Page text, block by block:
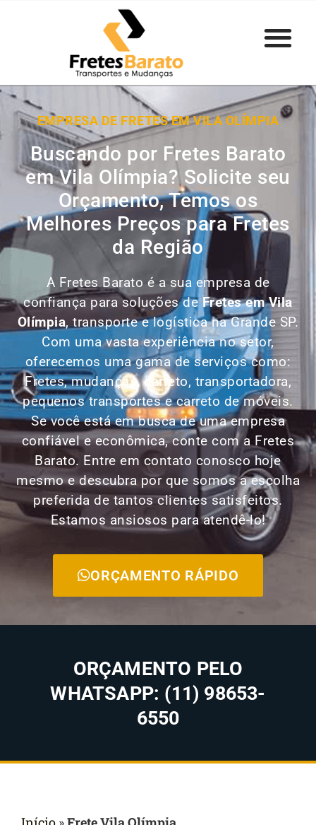
EMPRESA DE FRETES EM VILA OLÍMPIA
Buscando por Fretes Barato
em Vila Olímpia? Solicite seu
Orçamento, Temos os
Melhores Preços para Fretes
da Região
A Fretes Barato é a sua empresa de
confiança para soluções deFretes emVila
Olímpia, transporte e logística na Grande SP.
Com uma vasta experiência no setor,
oferecemos uma gama de serviços como:
Fretes, mudanças, carreto, transportadora,
pequenos transportes e carreto de móveis.
Se você está em busca de uma empresa
confiável e econômica, conte com a Fretes
Barato. Entre em contato conosco hoje
mesmo e descubra por que somos a escolha
preferida de tantos clientes satisfeitos.
Estamos ansiosos para atendê-lo!
ORÇAMENTO RÁPIDO
ORÇAMENTO PELO
WHATSAPP: (11) 98653-
6550